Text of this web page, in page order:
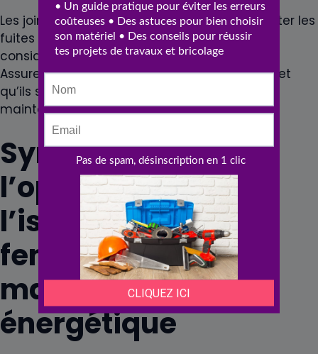
Les joints d’étanchéité sont cruciaux pour éviter les
fuites d’air et d’eau, qui peuvent réduire
considérablement l’efficacité de l’isolation
Assurez-vous que tous les joints sont intacts et
qu’ils sont remplacés périodiquement pour
maintenir une isolation optimale.
Synthèse sur
l’optimisation de
l’isolation des
fenêtres pour une
maison éco-
énergétique